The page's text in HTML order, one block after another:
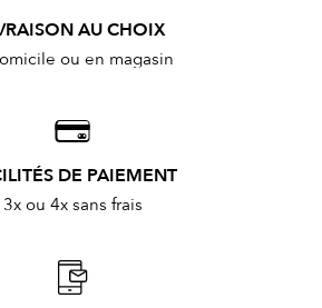
AU CHOIX
ou en magasin
DE PAIEMENT
3x ou 4x sans frais